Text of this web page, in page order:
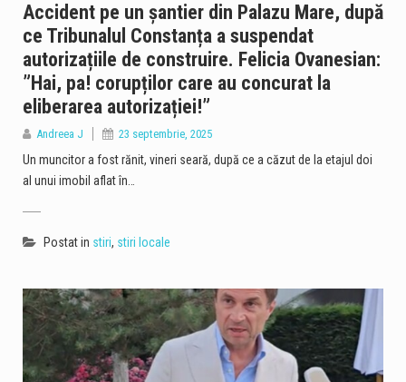
Operațiunea de scufundare controlată a celei de-a doua barje pe brațul Bala al Dunării s-a încheiat cu succes, după aproximativ 11 ore de la începerea manevrelor. Procedura a fost realizată gradual, sub coordonarea experților, pentru ca barja să fie coborâtă în poziția stabilită în prealabil. Apa a fost pompată în coferdamuri, permițând coborârea lentă a ambarcațiunii până la nivelul suprafeței apei. Ulterior, umplerea controlată a barjei a permis continuarea operațiunii într-un ritm echilibrat, astfel încât poziționarea acesteia să se realizeze în condiții de siguranță. Aceasta este cea de-a doua barjă scufundată controlat în cadrul operațiunii desfășurate pe brațul Bala. Intervenția…
Accident pe un șantier din Palazu Mare, după
ce Tribunalul Constanța a suspendat
autorizațiile de construire. Felicia Ovanesian:
”Hai, pa! corupților care au concurat la
eliberarea autorizației!”
Andreea J 23 septembrie, 2025
Un muncitor a fost rănit, vineri seară, după ce a căzut de la etajul doi
al unui imobil aflat în…
Postat in stiri, stiri locale